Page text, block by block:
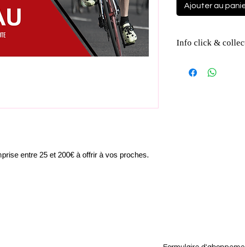
entre 25 et 200€ à offrir à vos proches.
Ajouter au
Info click &
votre colis en